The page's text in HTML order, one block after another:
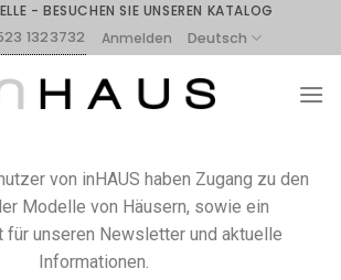
- BESUCHEN SIE UNSEREN KATALOG
1323732
Anmelden Deutsch
von inHAUS haben Zugang zu den
Modelle von Häusern, sowie ein
für unseren Newsletter und aktuelle
Informationen.